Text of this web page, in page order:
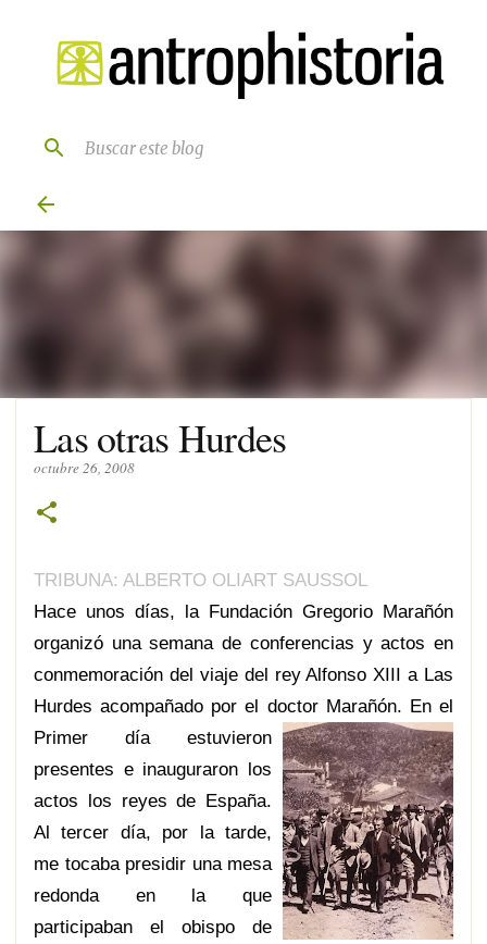
Ir al contenido principal
Las otras Hurdes
octubre 26, 2008
TRIBUNA: ALBERTO OLIART SAUSSOL
Hace unos días, la Fundación Gregorio Marañón
organizó una semana de conferencias y actos en
conmemoración del viaje del rey Alfonso XIII a Las
Hurdes acompañado por el doctor Marañón. En el
Primer día estuvieron
presentes e inauguraron los
actos los reyes de España.
Al tercer día, por la tarde,
me tocaba presidir una mesa
redonda en la que
participaban el obispo de